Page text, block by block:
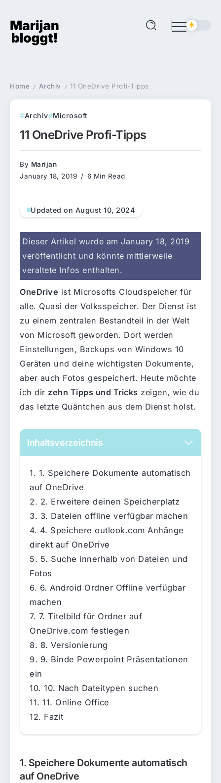
Home / Archiv / 11 OneDrive Profi-Tipps
Archiv Microsoft
11 OneDrive Profi-Tipps
By Marijan
January 18, 2019
6 Min Read
Updated on August 10, 2024
Dieser Artikel wurde am January 18, 2019
veröffentlicht und könnte mittlerweile
veraltete Infos enthalten.
OneDrive ist Microsofts Cloudspeicher für
alle. Quasi der Volksspeicher. Der Dienst ist
zu einem zentralen Bestandteil in der Welt
von Microsoft geworden. Dort werden
Einstellungen, Backups von Windows 10
Geräten und deine wichtigsten Dokumente,
aber auch Fotos gespeichert. Heute möchte
ich dir zehn Tipps und Tricks zeigen, wie du
das letzte Quäntchen aus dem Dienst holst.
Inhaltsverzeichnis
1. Speichere Dokumente automatisch
auf OneDrive
2. Erweitere deinen Speicherplatz
3. Dateien offline verfügbar machen
4. Speichere outlook.com Anhänge
direkt auf OneDrive
5. Suche innerhalb von Dateien und
Fotos
6. Android Ordner Offline verfügbar
machen
7. Titelbild für Ordner auf
OneDrive.com festlegen
8. Versionierung
9. Binde Powerpoint Präsentationen
ein
10. Nach Dateitypen suchen
11. Online Office
Fazit
1. Speichere Dokumente automatisch
auf OneDrive